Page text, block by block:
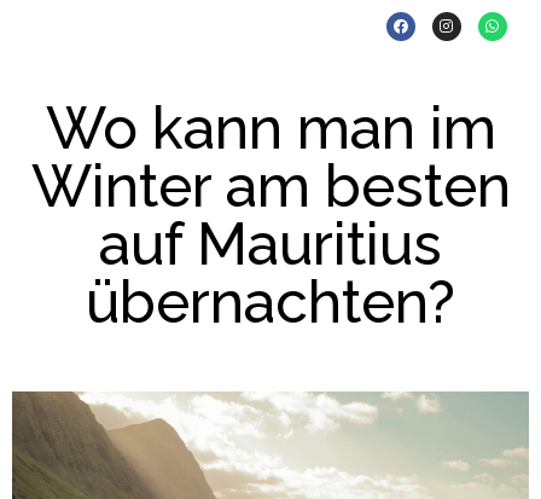
Wo kann man im
Winter am besten
auf Mauritius
übernachten?